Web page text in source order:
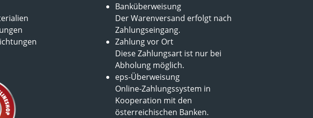
Banküberweisung
Der Warenversand erfolgt nach
Zahlungseingang.
Zahlung vor Ort
Diese Zahlungsart ist nur bei
Abholung möglich.
eps-Überweisung
Online-Zahlungssystem in
Kooperation mit den
österreichischen Banken.